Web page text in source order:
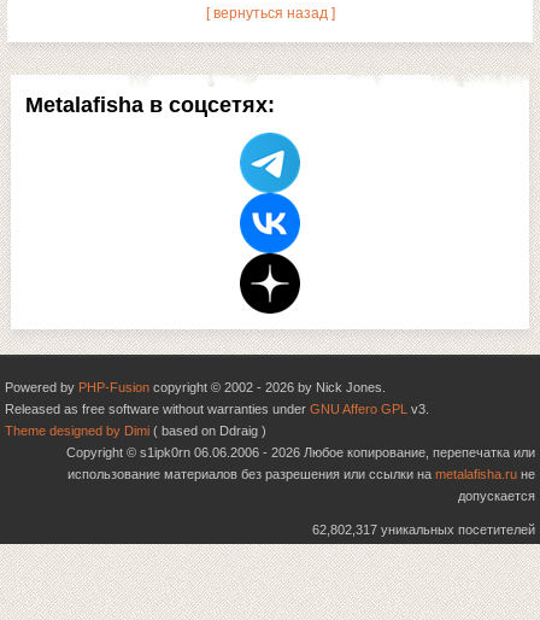
Metalafisha в соцсетях:
[ вернуться назад ]
Powered by PHP-Fusion copyright © 2002 - 2026 by Nick Jones.
Released as free software without warranties under GNU Affero GPL v3.
Theme designed by Dimi ( based on Ddraig )
Copyright © s1ipk0rn 06.06.2006 - 2026 Любое копирование, перепечатка или
использование материалов без разрешения или ссылки на metalafisha.ru не
допускается
62,802,317 уникальных посетителей